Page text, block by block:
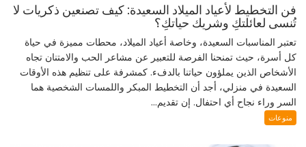
فن التخطيط لأعياد الميلاد السعيدة: كيف تصنعين ذكريات لا
تُنسى لعائلتكِ وشريك حياتكِ؟
تعتبر المناسبات السعيدة، وخاصة أعياد الميلاد، محطات مميزة في حياة
كل أسرة، حيث تمنحنا الفرصة للتعبير عن مشاعر الحب والامتنان تجاه
الأشخاص الذين يملؤون حياتنا بالدفء. كمشرفة على تنظيم هذه الأوقات
السعيدة في منزلي، أجد أن التخطيط المبكر واللمسات الشخصية هما
السر وراء نجاح أي احتفال. إن تقديم...
منوعات